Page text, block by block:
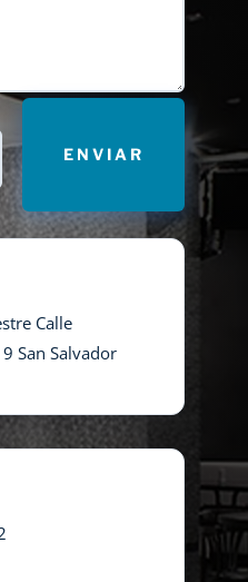
ENVIAR
Calle
San Salvador